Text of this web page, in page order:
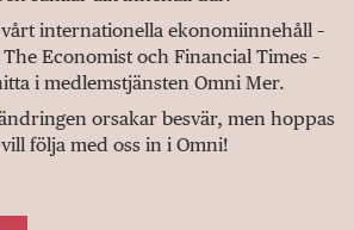
vårt internationella ekonomiinnehåll –
Economist och Financial Times –
i medlemstjänsten Omni Mer.
orsakar besvär, men hoppas
följa med oss in i Omni!